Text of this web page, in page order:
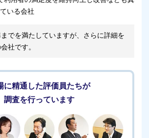
いる会社
でを満たしていますが、さらに詳細を
社です。
に精通した評価員たちが
調査を行っています